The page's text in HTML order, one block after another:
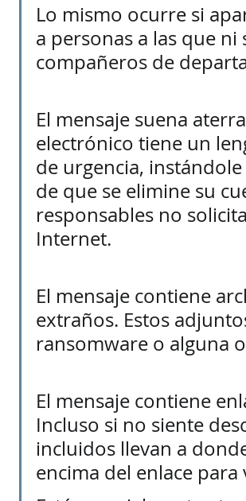
Lo mismo ocurre si
a personas a las que
compañeros de
El mensaje suena
electrónico tiene un
de urgencia, instándole
de que se elimine su
responsables no
Internet.
El mensaje contiene
extraños. Estos
ransomware o alguna
El mensaje contiene
Incluso si no siente
incluidos llevan a
encima del enlace para